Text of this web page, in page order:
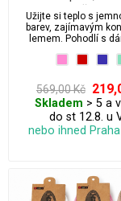
hřejivé
Užijte si teplo s
barev, zajímavým
lemem. Pohodlí s
vlny jsou ideální pro
Bez stahovací
maximální komfort
cirkulaci
569,00 Kč
Skladem > 5 a
do st 12.8. u
nebo ihned